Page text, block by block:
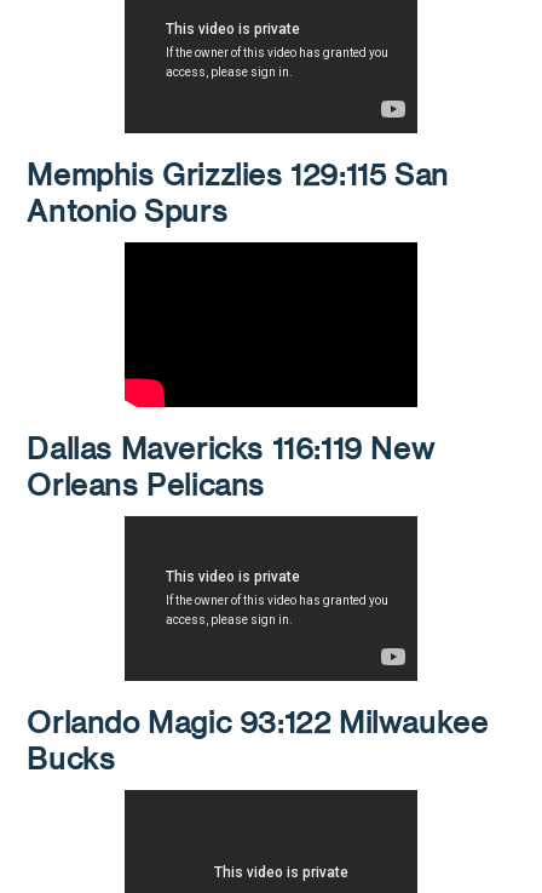
Memphis Grizzlies 129:115 San
Antonio Spurs
Dallas Mavericks 116:119 New
Orleans Pelicans
Orlando Magic 93:122 Milwaukee
Bucks